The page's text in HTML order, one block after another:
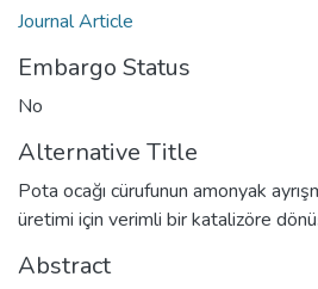
Journal Article
Embargo Status
No
Alternative Title
Pota ocağı cürufunun amonyak
üretimi için verimli bir katalizöre
Abstract